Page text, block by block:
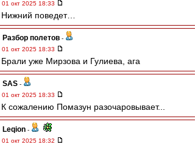
01 окт 2025 18:33
Нижний поведет…
Разбор полетов -
01 окт 2025 18:33
Брали уже Мирзова и Гулиева, ага
SAS -
01 окт 2025 18:33
К сожалению Помазун разочаровывает...
Leqion -
01 окт 2025 18:32